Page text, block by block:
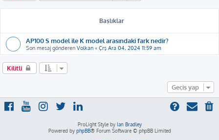
Başlıklar
AP100 S model ile K model arasındaki fark nedir?
Son mesaj gönderen Volkan « Çrş Ara 04, 2024 11:59 am
Kilitli
Geçiş yap
ProLight Style by Ian Bradley
Powered by phpBB® Forum Software © phpBB Limited